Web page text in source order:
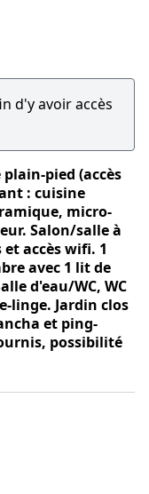
d'y avoir accès
pied (accès
: cuisine
micro-
Salon/salle à
accès wifi. 1
avec 1 lit de
d'eau/WC, WC
linge. Jardin clos
et ping-
possibilité